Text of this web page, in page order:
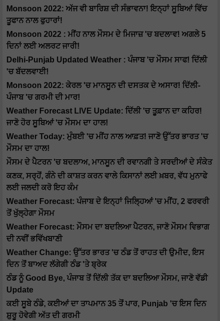
Monsoon 2022: ਅੱਜ ਵੀ ਬਾਰਿਸ਼ ਦੀ ਸੰਭਾਵਨਾ! ਇਨ੍ਹਾਂ ਸੂਬਿਆਂ ਵਿੱਚ
ਤੂਫਾਨ ਨਾਲ ਫੁਹਾਰਾਂ!
Monsoon 2022 : ਮੀਂਹ ਨਾਲ ਮੌਸਮ ਦੇ ਮਿਜਾਜ਼ 'ਚ ਬਦਲਾਵ! ਅਗਲੇ 5
ਦਿਨਾਂ ਲਈ ਅਲਰਟ ਜਾਰੀ!
Delhi-Punjab Updated Weather : ਪੰਜਾਬ 'ਚ ਮੌਸਮ ਸਾਫ! ਦਿੱਲੀ
'ਚ ਬੱਦਲਵਾਈ!
Monsoon 2022: ਕੇਰਲ 'ਚ ਮਾਨਸੂਨ ਦੀ ਦਸਤਕ ਦੇ ਅਸਾਰ! ਦਿੱਲੀ-
ਪੰਜਾਬ 'ਚ ਗਰਮੀ ਦੀ ਮਾਰ!
Weather Forecast LIVE Update: ਦਿੱਲੀ 'ਚ ਤੂਫ਼ਾਨ ਦਾ ਕਹਿਰ!
ਜਾਣੋ ਹੋਰ ਸੂਬਿਆਂ 'ਚ ਮੌਸਮ ਦਾ ਹਾਲ!
Weather Today: ਮੁੰਬਈ 'ਚ ਮੀਂਹ ਨਾਲ ਆਫ਼ਤ! ਜਾਣੋ ਉੱਤਰ ਭਾਰਤ 'ਚ
ਮੌਸਮ ਦਾ ਹਾਲ!
ਮੌਸਮ ਦੇ ਪੈਟਰਨ 'ਚ ਬਦਲਾਅ, ਮਾਨਸੂਨ ਦੀ ਰਵਾਨਗੀ ਤੇ ਸਰਦੀਆਂ ਦੇ ਸੰਕੇਤ
ਕਣਕ, ਸਰ੍ਹੋਂ, ਗੰਨੇ ਦੀ ਕਾਸ਼ਤ ਕਰਨ ਵਾਲੇ ਕਿਸਾਨਾਂ ਲਈ ਖ਼ਬਰ, ਵੱਧ ਮੁਨਾਫੇ
ਲਈ ਜਲਦੀ ਕਰੋ ਇਹ ਕੰਮ
Weather Forecast: ਪੰਜਾਬ ਦੇ ਇਨ੍ਹਾਂ ਜਿਲ੍ਹਿਆਂ 'ਚ ਮੀਂਹ, 2 ਫਰਵਰੀ
ਤੋਂ ਖੁੱਲ੍ਹੇਗਾ ਮੌਸਮ
Weather Forecast: ਮੌਸਮ ਦਾ ਬਦਲਿਆ ਪੈਟਰਨ, ਜਾਣੋ ਮੌਸਮ ਵਿਭਾਗ
ਦੀ ਨਵੀਂ ਭਵਿੱਖਬਾਣੀ
Weather Change: ਉੱਤਰ ਭਾਰਤ 'ਚ ਠੰਡ ਤੋਂ ਰਾਹਤ ਦੀ ਉਮੀਦ, ਇਸ
ਦਿਨ ਤੋਂ ਬਾਅਦ ਲੱਗੇਗੀ ਠੰਡ 'ਤੇ ਬ੍ਰੇਕ
ਠੰਡ ਨੂੰ Good Bye, ਪੰਜਾਬ ਤੋਂ ਦਿੱਲੀ ਤੱਕ ਦਾ ਬਦਲਿਆ ਮੌਸਮ, ਜਾਣੋ ਵੱਡੀ
Update
ਕਈ ਸੂਬੇ ਠੰਡੇ, ਕਈਆਂ ਦਾ ਤਾਪਮਾਨ 35 ਤੋਂ ਪਾਰ, Punjab 'ਚ ਇਸ ਦਿਨ
ਸ਼ੁਰੂ ਹੋਵੇਗੀ ਅੱਤ ਦੀ ਗਰਮੀ